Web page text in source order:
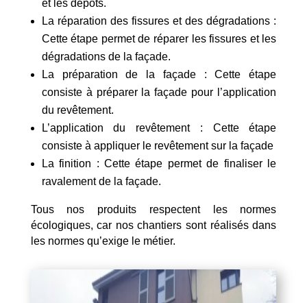
et les dépôts.
La réparation des fissures et des dégradations :
Cette étape permet de réparer les fissures et les
dégradations de la façade.
La préparation de la façade : Cette étape
consiste à préparer la façade pour l’application
du revêtement.
L’application du revêtement : Cette étape
consiste à appliquer le revêtement sur la façade
La finition : Cette étape permet de finaliser le
ravalement de la façade.
Tous nos produits respectent les normes
écologiques, car nos chantiers sont réalisés dans
les normes qu’exige le métier.